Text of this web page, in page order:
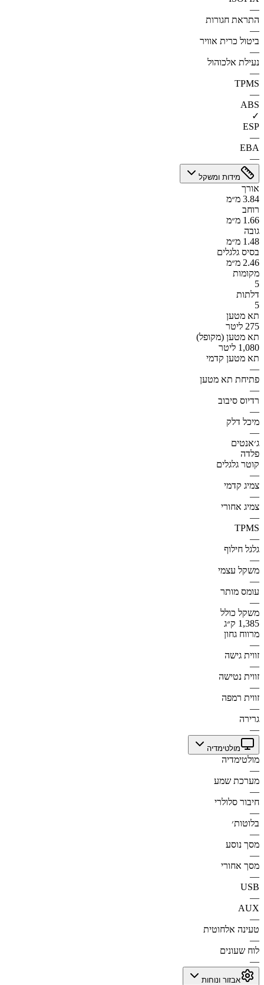
—
התראת חגורות
—
ביטול כרית אוויר
—
נעילת אלכוהול
—
TPMS
—
ABS
✓
ESP
—
EBA
—
מידות ומשקל
אורך
3.84 מ״מ
רוחב
1.66 מ״מ
גובה
1.48 מ״מ
בסיס גלגלים
2.46 מ״מ
מקומות
5
דלתות
5
תא מטען
275 ליטר
תא מטען (מקופל)
1,080 ליטר
תא מטען קדמי
—
פתיחת תא מטען
—
רדיוס סיבוב
—
מיכל דלק
—
ג׳אנטים
פלדה
קוטר גלגלים
—
צמיג קדמי
—
צמיג אחורי
—
TPMS
—
גלגל חילוף
—
משקל עצמי
—
עומס מותר
—
משקל כולל
1,385 ק״ג
מרווח גחון
—
זווית גישה
—
זווית נטישה
—
זווית רמפה
—
גרירה
—
מולטימדיה
מולטימדיה
—
מערכת שמע
—
חיבור סלולרי
—
בלוטות׳
—
מסך נוסע
—
מסך אחורי
—
USB
—
AUX
—
טעינה אלחוטית
—
לוח שעונים
—
אבזור ונוחות